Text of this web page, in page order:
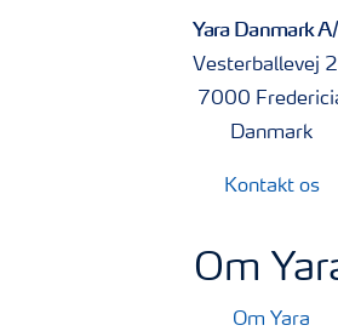
Yara Danmark
Vesterballevej
7000
Danmark
Kontakt os
Om
Om Yara